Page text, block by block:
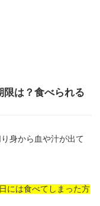
限は？食べられる
身から血や汁が出て
には食べてしまった方